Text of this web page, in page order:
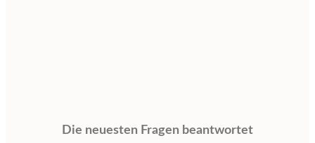
Die neuesten Fragen beantwortet